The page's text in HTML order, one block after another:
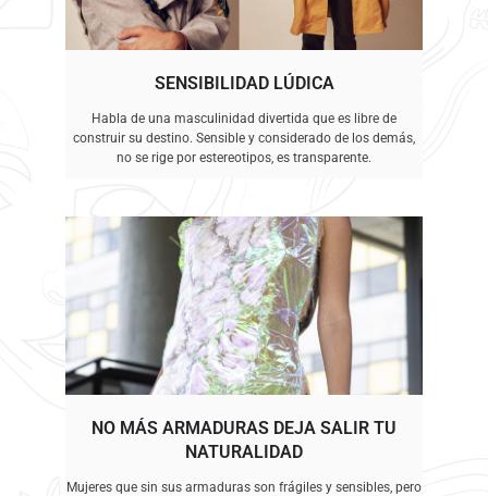
SENSIBILIDAD LÚDICA
Habla de una masculinidad divertida que es libre de
construir su destino. Sensible y considerado de los demás,
no se rige por estereotipos, es transparente.
NO MÁS ARMADURAS DEJA SALIR TU
NATURALIDAD
Mujeres que sin sus armaduras son frágiles y sensibles, pero